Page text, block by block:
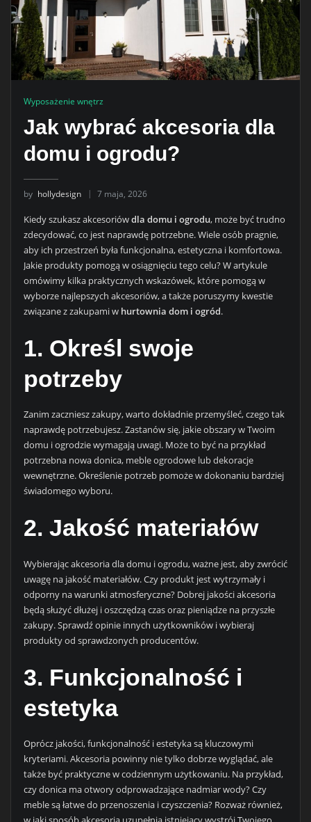
Wyposażenie wnętrz
Jak wybrać akcesoria dla
domu i ogrodu?
by hollydesign 7 maja, 2026
Kiedy szukasz akcesoriówdla domu i ogrodu, może być trudno
zdecydować, co jest naprawdę potrzebne. Wiele osób pragnie,
aby ich przestrzeń była funkcjonalna, estetyczna i komfortowa.
Jakie produkty pomogą w osiągnięciu tego celu? W artykule
omówimy kilka praktycznych wskazówek, które pomogą w
wyborze najlepszych akcesoriów, a także poruszymy kwestie
związane z zakupami w hurtownia dom i ogród.
1. Określ swoje
potrzeby
Zanim zaczniesz zakupy, warto dokładnie przemyśleć, czego tak
naprawdę potrzebujesz. Zastanów się, jakie obszary w Twoim
domu i ogrodzie wymagają uwagi. Może to być na przykład
potrzebna nowa donica, meble ogrodowe lub dekoracje
wewnętrzne. Określenie potrzeb pomoże w dokonaniu bardziej
świadomego wyboru.
2. Jakość materiałów
Wybierając akcesoria dla domu i ogrodu, ważne jest, aby zwrócić
uwagę na jakość materiałów. Czy produkt jest wytrzymały i
odporny na warunki atmosferyczne? Dobrej jakości akcesoria
będą służyć dłużej i oszczędzą czas oraz pieniądze na przyszłe
zakupy. Sprawdź opinie innych użytkowników i wybieraj
produkty od sprawdzonych producentów.
3. Funkcjonalność i
estetyka
Oprócz jakości, funkcjonalność i estetyka są kluczowymi
kryteriami. Akcesoria powinny nie tylko dobrze wyglądać, ale
także być praktyczne w codziennym użytkowaniu. Na przykład,
czy donica ma otwory odprowadzające nadmiar wody? Czy
meble są łatwe do przenoszenia i czyszczenia? Rozważ również,